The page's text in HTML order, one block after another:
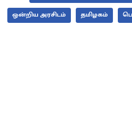
ஒன்றிய அரசிடம் தமிழகம்